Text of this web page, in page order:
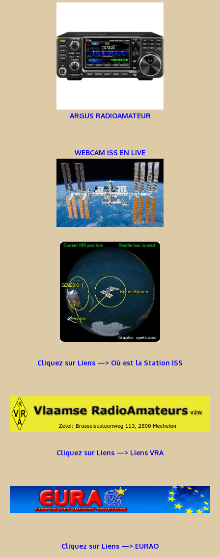
ARGUS RADIOAMATEUR
WEBCAM ISS EN LIVE
Cliquez sur Liens —> Où est la Station ISS
Cliquez sur Liens —> Liens VRA
Cliquez sur Liens —> EURAO